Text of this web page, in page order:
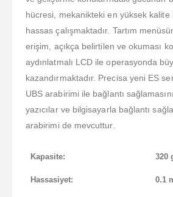
hücresi, mekanikteki en yüksek kalite
hassas çalışmaktadır. Tartım
erişim, açıkça belirtilen ve okuması
aydınlatmalı LCD ile operasyonda
kazandırmaktadır. Precisa yeni ES
UBS arabirimi ile bağlantı
yazıcılar ve bilgisayarla bağlantı
arabirimi de mevcuttur.
Kapasite: 320
Hassasiyet: 0.1